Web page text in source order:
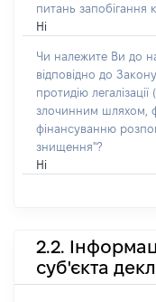
питань запобігання
Ні
Чи належите Ви до
відповідно до
протидію
злочинним шляхом,
фінансуванню
знищення"?
Ні
2.2.
суб'єкта